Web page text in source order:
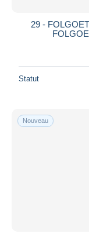
29 -
Statut
Nouveau